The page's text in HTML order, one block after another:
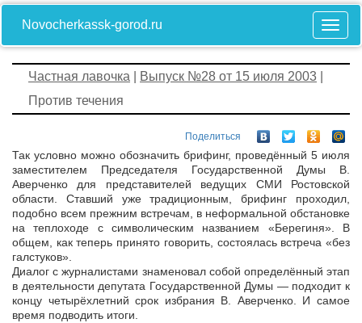
Novocherkassk-gorod.ru
Частная лавочка Выпуск №28 от 15 июля 2003
Против течения
Поделиться
Так условно можно обозначить брифинг, проведённый 5 июля
заместителем Председателя Государственной Думы В.
Аверченко для представителей ведущих СМИ Ростовской
области. Ставший уже традиционным, брифинг проходил,
подобно всем прежним встречам, в неформальной обстановке
на теплоходе с символическим названием «Берегиня». В
общем, как теперь принято говорить, состоялась встреча «без
галстуков».
Диалог с журналистами знаменовал собой определённый этап
в деятельности депутата Государственной Думы — подходит к
концу четырёхлетний срок избрания В. Аверченко. И самое
время подводить итоги.